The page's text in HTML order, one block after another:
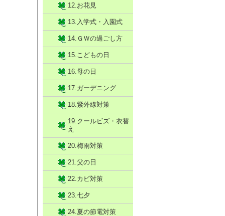
12.お花見
13.入学式・入園式
14.ＧＷの過ごし方
15.こどもの日
16.母の日
17.ガーデニング
18.紫外線対策
19.クールビズ・衣替
え
20.梅雨対策
21.父の日
22.カビ対策
23.七夕
24.夏の節電対策